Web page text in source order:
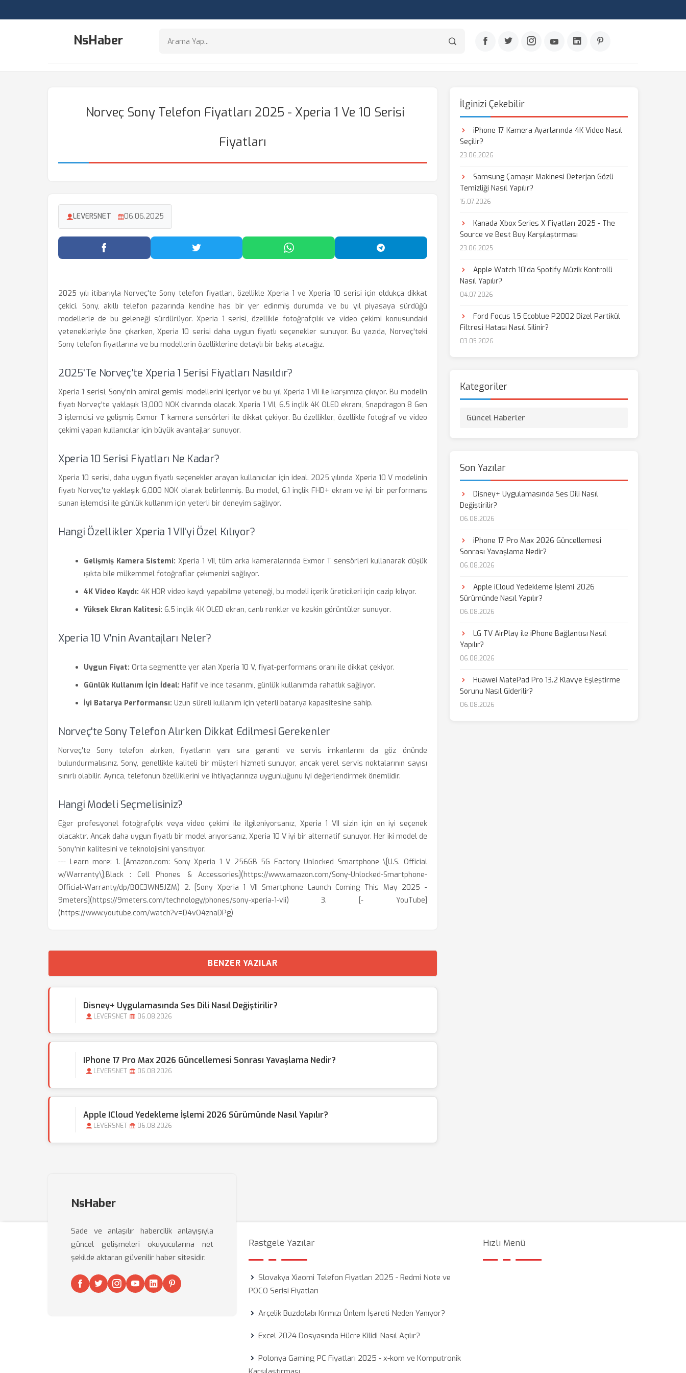
NsHaber
Norveç Sony Telefon Fiyatları 2025 - Xperia 1 Ve 10 Serisi
Fiyatları
LEVERSNET 06.06.2025
Facebook'ta Paylaş Twitter'da Paylaş WhatsApp'ta Paylaş Telegram'da Paylaş
2025 yılı itibarıyla Norveç'te Sony telefon fiyatları, özellikle Xperia 1 ve Xperia 10 serisi için oldukça dikkat
çekici. Sony, akıllı telefon pazarında kendine has bir yer edinmiş durumda ve bu yıl piyasaya sürdüğü
modellerle de bu geleneği sürdürüyor. Xperia 1 serisi, özellikle fotoğrafçılık ve video çekimi konusundaki
yetenekleriyle öne çıkarken, Xperia 10 serisi daha uygun fiyatlı seçenekler sunuyor. Bu yazıda, Norveç'teki
Sony telefon fiyatlarına ve bu modellerin özelliklerine detaylı bir bakış atacağız.
2025'te Norveç'te Xperia 1 Serisi Fiyatları Nasıldır?
Xperia 1 serisi, Sony'nin amiral gemisi modellerini içeriyor ve bu yıl Xperia 1 VII ile karşımıza çıkıyor. Bu modelin
fiyatı Norveç'te yaklaşık 13,000 NOK civarında olacak. Xperia 1 VII, 6.5 inçlik 4K OLED ekranı, Snapdragon 8 Gen
3 işlemcisi ve gelişmiş Exmor T kamera sensörleri ile dikkat çekiyor. Bu özellikler, özellikle fotoğraf ve video
çekimi yapan kullanıcılar için büyük avantajlar sunuyor.
Xperia 10 Serisi Fiyatları Ne Kadar?
Xperia 10 serisi, daha uygun fiyatlı seçenekler arayan kullanıcılar için ideal. 2025 yılında Xperia 10 V modelinin
fiyatı Norveç'te yaklaşık 6,000 NOK olarak belirlenmiş. Bu model, 6.1 inçlik FHD+ ekranı ve iyi bir performans
sunan işlemcisi ile günlük kullanım için yeterli bir deneyim sağlıyor.
Hangi Özellikler Xperia 1 VII'yi Özel Kılıyor?
Gelişmiş Kamera Sistemi: Xperia 1 VII, tüm arka kameralarında Exmor T sensörleri kullanarak düşük
ışıkta bile mükemmel fotoğraflar çekmenizi sağlıyor.
4K Video Kaydı: 4K HDR video kaydı yapabilme yeteneği, bu modeli içerik üreticileri için cazip kılıyor.
Yüksek Ekran Kalitesi: 6.5 inçlik 4K OLED ekran, canlı renkler ve keskin görüntüler sunuyor.
Xperia 10 V'nin Avantajları Neler?
Uygun Fiyat: Orta segmentte yer alan Xperia 10 V, fiyat-performans oranı ile dikkat çekiyor.
Günlük Kullanım İçin İdeal: Hafif ve ince tasarımı, günlük kullanımda rahatlık sağlıyor.
İyi Batarya Performansı: Uzun süreli kullanım için yeterli batarya kapasitesine sahip.
Norveç'te Sony Telefon Alırken Dikkat Edilmesi Gerekenler
Norveç'te Sony telefon alırken, fiyatların yanı sıra garanti ve servis imkanlarını da göz önünde
bulundurmalısınız. Sony, genellikle kaliteli bir müşteri hizmeti sunuyor, ancak yerel servis noktalarının sayısı
sınırlı olabilir. Ayrıca, telefonun özelliklerini ve ihtiyaçlarınıza uygunluğunu iyi değerlendirmek önemlidir.
Hangi Modeli Seçmelisiniz?
Eğer profesyonel fotoğrafçılık veya video çekimi ile ilgileniyorsanız, Xperia 1 VII sizin için en iyi seçenek
olacaktır. Ancak daha uygun fiyatlı bir model arıyorsanız, Xperia 10 V iyi bir alternatif sunuyor. Her iki model de
Sony'nin kalitesini ve teknolojisini yansıtıyor.
--- Learn more: 1. [Amazon.com: Sony Xperia 1 V 256GB 5G Factory Unlocked Smartphone \[U.S. Official
w/Warranty\],Black : Cell Phones & Accessories](https://www.amazon.com/Sony-Unlocked-Smartphone-
Official-Warranty/dp/B0C3WN5JZM) 2. [Sony Xperia 1 VII Smartphone Launch Coming This May 2025 -
9meters](https://9meters.com/technology/phones/sony-xperia-1-vii) 3. [- YouTube]
(https://www.youtube.com/watch?v=D4vO4znaDPg)
BENZER YAZILAR
Disney+ Uygulamasında Ses Dili Nasıl Değiştirilir?
LEVERSNET 06.08.2026
IPhone 17 Pro Max 2026 Güncellemesi Sonrası Yavaşlama Nedir?
LEVERSNET 06.08.2026
Apple ICloud Yedekleme İşlemi 2026 Sürümünde Nasıl Yapılır?
LEVERSNET 06.08.2026
İlginizi Çekebilir
iPhone 17 Kamera Ayarlarında 4K Video Nasıl
Seçilir?
23.06.2026
Samsung Çamaşır Makinesi Deterjan Gözü
Temizliği Nasıl Yapılır?
15.07.2026
Kanada Xbox Series X Fiyatları 2025 - The
Source ve Best Buy Karşılaştırması
23.06.2025
Apple Watch 10'da Spotify Müzik Kontrolü
Nasıl Yapılır?
04.07.2026
Ford Focus 1.5 Ecoblue P2002 Dizel Partikül
Filtresi Hatası Nasıl Silinir?
03.05.2026
Kategoriler
Güncel Haberler
Son Yazılar
Disney+ Uygulamasında Ses Dili Nasıl
Değiştirilir?
06.08.2026
iPhone 17 Pro Max 2026 Güncellemesi
Sonrası Yavaşlama Nedir?
06.08.2026
Apple iCloud Yedekleme İşlemi 2026
Sürümünde Nasıl Yapılır?
06.08.2026
LG TV AirPlay ile iPhone Bağlantısı Nasıl
Yapılır?
06.08.2026
Huawei MatePad Pro 13.2 Klavye Eşleştirme
Sorunu Nasıl Giderilir?
06.08.2026
NsHaber
Sade ve anlaşılır habercilik anlayışıyla
güncel gelişmeleri okuyucularına net
şekilde aktaran güvenilir haber sitesidir.
Rastgele Yazılar
Slovakya Xiaomi Telefon Fiyatları 2025 - Redmi Note ve
POCO Serisi Fiyatları
Arçelik Buzdolabı Kırmızı Ünlem İşareti Neden Yanıyor?
Excel 2024 Dosyasında Hücre Kilidi Nasıl Açılır?
Polonya Gaming PC Fiyatları 2025 - x-kom ve Komputronik
Hızlı Menü